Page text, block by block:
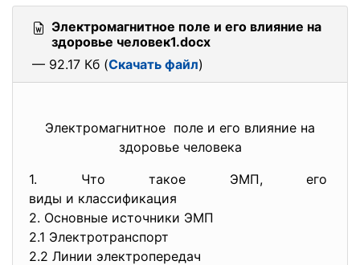
Электромагнитное поле и его влияние на
здоровье человек1.docx
— 92.17 Кб (Скачать файл)
Электромагнитное поле и его влияние на
здоровье человека
1. Что такое ЭМП, его
виды и классификация
2. Основные источники ЭМП
2.1 Электротранспорт
2.2 Линии электропередач